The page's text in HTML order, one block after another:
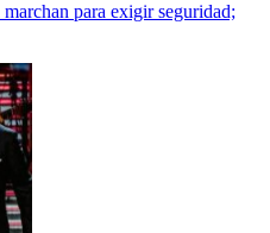
marchan para exigir seguridad;